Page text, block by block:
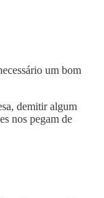
um bom
demitir algum
nos pegam de